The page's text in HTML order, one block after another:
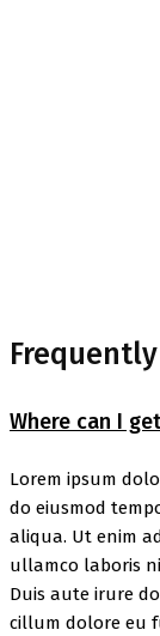
Where can I
Lorem ipsum
do eiusmod
aliqua. Ut enim
ullamco laboris
Duis aute irure
cillum dolore eu